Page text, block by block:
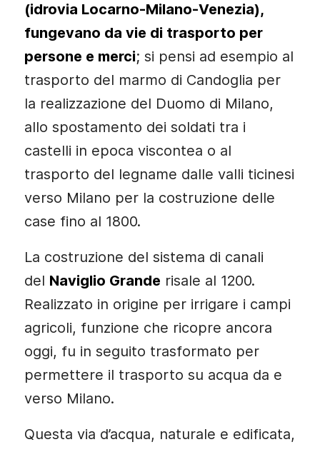
(idrovia Locarno-Milano-Venezia),
fungevano da vie di trasporto per
persone e merci; si pensi ad esempio al
trasporto del marmo di Candoglia per
la realizzazione del Duomo di Milano,
allo spostamento dei soldati tra i
castelli in epoca viscontea o al
trasporto del legname dalle valli ticinesi
verso Milano per la costruzione delle
case fino al 1800.
La costruzione del sistema di canali
del Naviglio Grande risale al 1200.
Realizzato in origine per irrigare i campi
agricoli, funzione che ricopre ancora
oggi, fu in seguito trasformato per
permettere il trasporto su acqua da e
verso Milano.
Questa via d’acqua, naturale e edificata,